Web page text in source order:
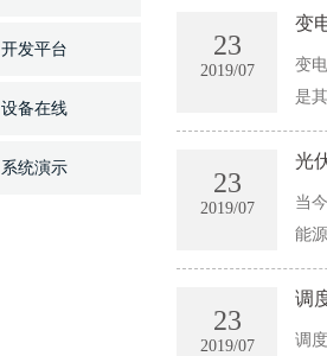
开发平台
设备在线
系统演示
23
2019/07
变
变
是
先
制
23
2019/07
光
当
能
光
分
23
2019/07
调
调